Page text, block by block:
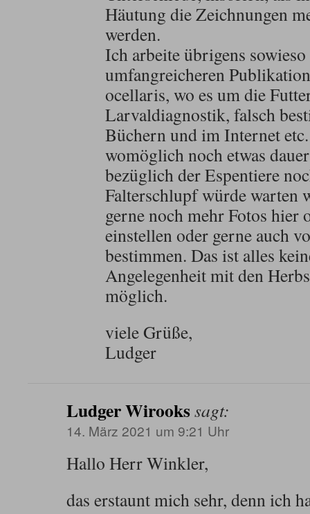
Häutung die Zeichnungen
werden.
Ich arbeite übrigens sowieso
umfangreicheren
ocellaris, wo es um die
Larvaldiagnostik, falsch
Büchern und im Internet
womöglich noch etwas
bezüglich der Espentiere
Falterschlupf würde warten
gerne noch mehr Fotos hier
einstellen oder gerne auch
bestimmen. Das ist alles
Angelegenheit mit den
möglich.
viele Grüße,
Ludger
Ludger Wirookssagt:
14. März 2021 um 9:21 Uhr
Hallo Herr Winkler,
das erstaunt mich sehr, denn ich